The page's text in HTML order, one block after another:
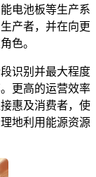
电池板等生产系
产者，并在向更
色。
识别并最大程度
更高的运营效率
惠及消费者，使
地利用能源资源